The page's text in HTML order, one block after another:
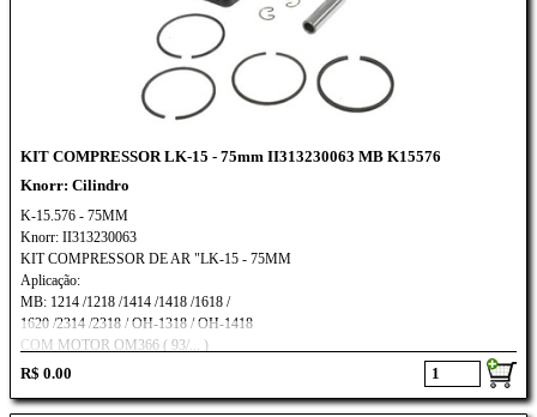
KIT COMPRESSOR LK-15 - 75mm II313230063 MB K15576
Knorr: Cilindro
K-15.576 - 75MM
Knorr: II313230063
KIT COMPRESSOR DE AR "LK-15 - 75MM
Aplicação:
MB: 1214 /1218 /1414 /1418 /1618 /
1620 /2314 /2318 / OH-1318 / OH-1418
COM MOTOR OM366 ( 93/... )
R$ 0.00